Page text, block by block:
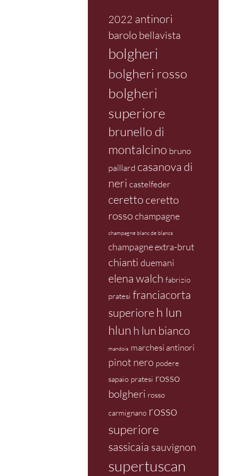
2022 antinori
barolo bellavista
bolgheri
bolgheri rosso
bolgheri
superiore
brunello di
montalcino bruno
paillard casanova di
neri castelfeder
ceretto ceretto
rossochampagne
champagne blanc de blancs
champagne extra-brut
chianti duemani
elena walch fabrizio
pratesi franciacorta
superiore h lun
hlun h lun bianco
mandois marchesi antinori
pinot nero podere
sapaio pratesi rosso
bolgheri rosso
carmignano rosso
superiore
sassicaia sauvignon
supertuscan